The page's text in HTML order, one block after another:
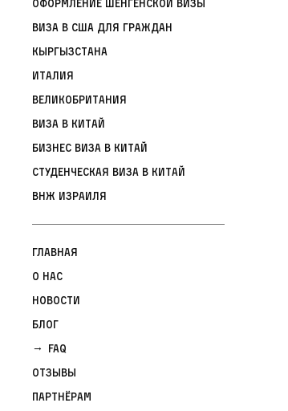
Оформление шенгенской визы
Виза в США для граждан
Кыргызстана
Италия
Великобритания
Виза в Китай
Бизнес виза в Китай
Студенческая виза в Китай
ВНЖ Израиля
Главная
О нас
Новости
Блог
FAQ
Отзывы
Партнёрам